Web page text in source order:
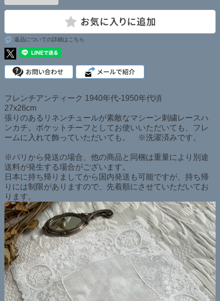
返品についての詳細はこちら
フレンチアンティーク 1940年代-1950年代頃
27x26cm
張りのあるリネンチュールが素敵なマシーン刺繍レースハ
ンカチ。ポケットチーフとしてお使いいただいても、フレ
ームに入れて飾っていただいても。 ※洗濯済みです。
※パリから発送の場合、他の商品と同梱は重量により別途
送料が発生する場合がございます。
日本に持ち帰りましてから国内発送も可能ですが、持ち帰
りには制限がありますので、先着順にさせていただいてお
ります。